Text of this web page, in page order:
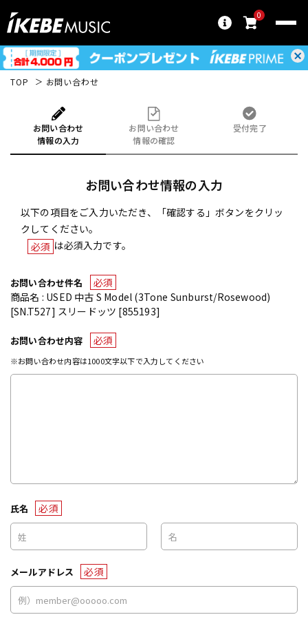
0
TOP お問い合わせ
お問い合わせ
情報の入力
お問い合わせ
情報の確認
受付完了
お問い合わせ情報の入力
以下の項目をご入力いただき、「確認する」ボタンをクリッ
クしてください。
必須 は必須入力です。
お問い合わせ件名
必須
商品名 : USED 中古 S Model (3Tone Sunburst/Rosewood)
[SN.T527] スリードッツ [855193]
お問い合わせ内容 必須
※お問い合わせ内容は1000文字以下で入力してください
氏名 必須
メールアドレス 必須